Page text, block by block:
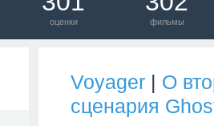
оценки фильмы
Voyager | О
сценария